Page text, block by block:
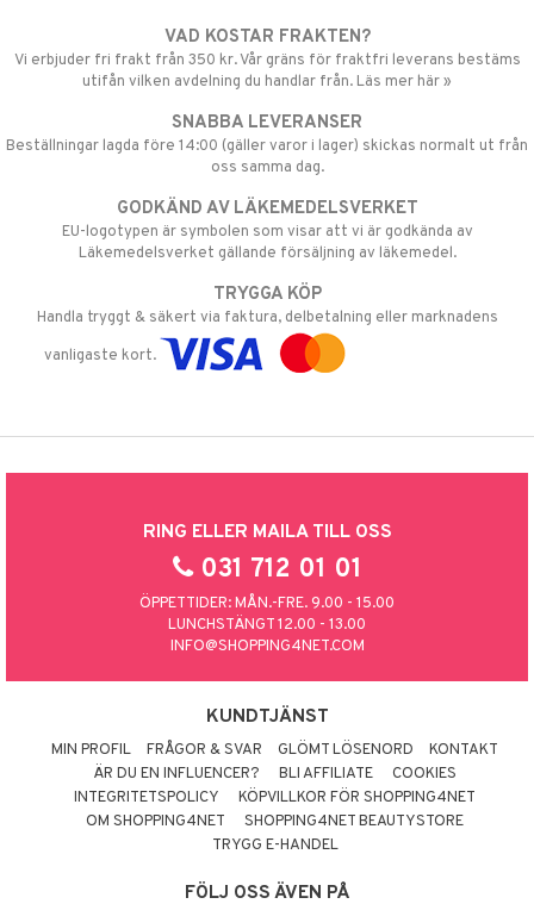
VAD KOSTAR FRAKTEN?
Vi erbjuder fri frakt från 350 kr. Vår gräns för fraktfri leverans bestäms
utifån vilken avdelning du handlar från. Läs mer här »
SNABBA LEVERANSER
Beställningar lagda före 14:00 (gäller varor i lager) skickas normalt ut från
oss samma dag.
GODKÄND AV LÄKEMEDELSVERKET
EU-logotypen är symbolen som visar att vi är godkända av
Läkemedelsverket gällande försäljning av läkemedel.
TRYGGA KÖP
Handla tryggt & säkert via faktura, delbetalning eller marknadens
vanligaste kort.
RING ELLER MAILA TILL OSS
031 712 01 01
ÖPPETTIDER: MÅN.-FRE. 9.00 - 15.00
LUNCHSTÄNGT 12.00 - 13.00
INFO@SHOPPING4NET.COM
KUNDTJÄNST
MIN PROFIL FRÅGOR & SVAR GLÖMT LÖSENORD
KONTAKT
ÄR DU EN INFLUENCER?
BLI AFFILIATE
COOKIES
INTEGRITETSPOLICY
KÖPVILLKOR FÖR SHOPPING4NET
OM SHOPPING4NET
SHOPPING4NET BEAUTYSTORE
TRYGG E-HANDEL
FÖLJ OSS ÄVEN PÅ